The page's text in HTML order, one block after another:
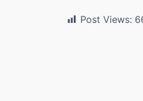
Post Views: